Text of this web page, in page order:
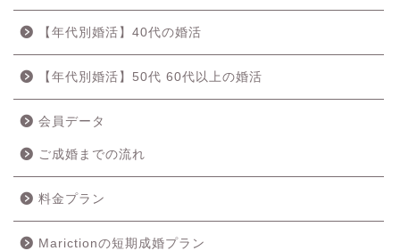
【年代別婚活】40代の婚活
【年代別婚活】50代 60代以上の婚活
会員データ
ご成婚までの流れ
料金プラン
Marictionの短期成婚プラン